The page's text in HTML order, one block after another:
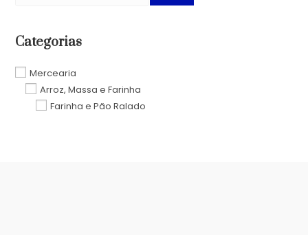
Categorias
Mercearia
Arroz, Massa e Farinha
Farinha e Pão Ralado